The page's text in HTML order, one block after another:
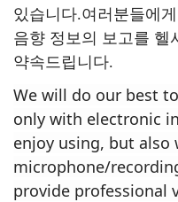
있습니다.여러분들에
음향 정보의 보고를 헬
약속드립니다.
We will do our best
only with electronic
enjoy using, but also
microphone/
provide professional